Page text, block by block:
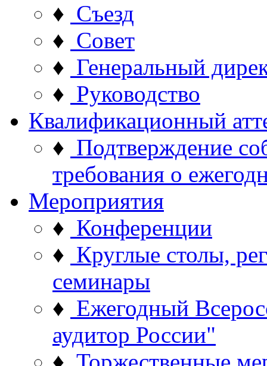
♦ Съезд
♦ Совет
♦ Генеральный
♦ Руководство
Квалификационный
♦ Подтверждение
требования о
Мероприятия
♦ Конференции
♦ Круглые столы,
семинары
♦ Ежегодный
аудитор России"